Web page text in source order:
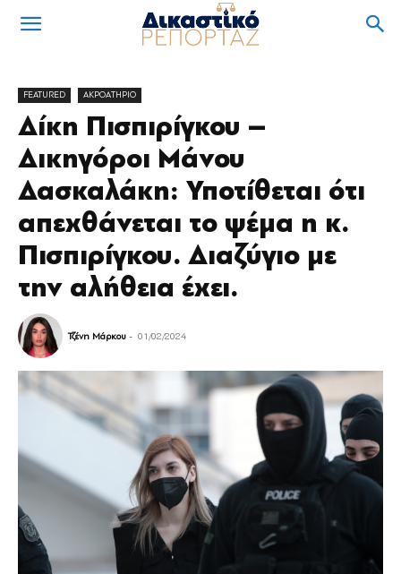
FEATURED ΑΚΡΟΑΤΗΡΙΟ
Δίκη Πισπιρίγκου –
Δικηγόροι Μάνου
Δασκαλάκη: Υποτίθεται ότι
απεχθάνεται το ψέμα η κ.
Πισπιρίγκου. Διαζύγιο με
την αλήθεια έχει.
Τζένη Μάρκου - 01/02/2024